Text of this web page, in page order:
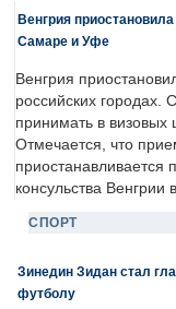
Венгрия
Самаре и Уфе
Венгрия
российских городах.
принимать в
Отмечается, что
приостанавливается
консульства Венгрии
СПОРТ
Зинедин Зидан стал
футболу